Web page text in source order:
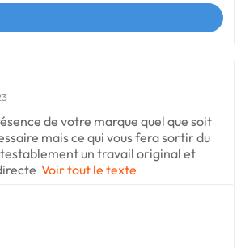
de votre marque quel que soit
mais ce qui vous fera sortir du
un travail original et
Voir tout le texte